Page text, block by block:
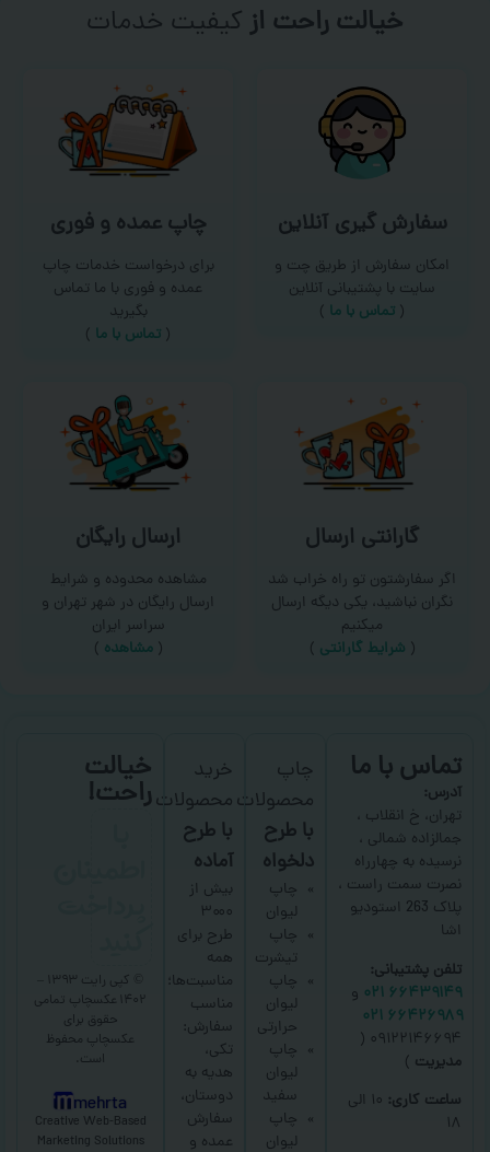
خیالت راحت ازکیفیت خدمات
سفارش گیری آنلاین
امکان سفارش از طریق چت و
سایت با پشتیبانی آنلاین
( تماس با ما‌ )
چاپ عمده و فوری
برای درخواست خدمات چاپ
عمده و فوری با ما تماس
بگیرید
( تماس با ما )
گارانتی ارسال
اگر سفارشتون تو راه خراب شد
نگران نباشید، یکی دیگه ارسال
میکنیم
( شرایط گارانتی )
ارسال رایگان
مشاهده محدوده و شرایط
ارسال رایگان در شهر تهران و
سراسر ایران
(مشاهده )
تماس با ما
آدرس:
تهران، خ انقلاب ،
جمالزاده شمالی ،
نرسیده به چهارراه
نصرت سمت راست ،
پلاک 263 استودیو
اشا
تلفن پشتیبانی:
۶۶۴۳۹۱۴۹ ۰۲۱
و
۶۶۴۲۶۹۸۹ ۰۲۱
۰۹۱۲۲۱۴۶۶۹۴ (
مدیریت )
ساعت کاری:
۱۰ الی
۱۸
چاپ
محصولات
با طرح
دلخواه
چاپ
لیوان
چاپ
تیشرت
چاپ
لیوان
حرارتی
چاپ
لیوان
سفید
چاپ
لیوان
خرید
محصولات
با طرح
آماده
بیش از
۳۰۰۰
طرح برای
همه
مناسبت‌ها؛
مناسب
سفارش:
تکی،
هدیه به
دوستان،
سفارش
عمده و
خیالت
راحت!
۱۴۰۲ عکسچاپ
تمامی
حقوق برای
عکسچاپ محفوظ
است.
mehrta
Creative Web-Based
Marketing Solutions